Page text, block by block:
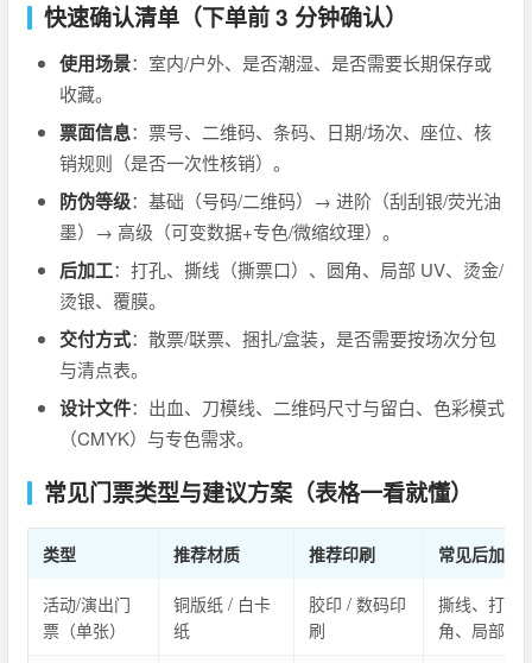
快速确认清单（下单前 3 分钟确认）
使用场景：室内/户外、是否潮湿、是否需要长期保存或
收藏。
票面信息：票号、二维码、条码、日期/场次、座位、核
销规则（是否一次性核销）。
防伪等级：基础（号码/二维码）→ 进阶（刮刮银/荧光油
墨）→ 高级（可变数据+专色/微缩纹理）。
后加工：打孔、撕线（撕票口）、圆角、局部 UV、烫金/
烫银、覆膜。
交付方式：散票/联票、捆扎/盒装，是否需要按场次分包
与清点表。
设计文件：出血、刀模线、二维码尺寸与留白、色彩模式
（CMYK）与专色需求。
常见门票类型与建议方案（表格一看就懂）
类型 推荐材质 推荐印刷 常见后加工
活动/演出门
票（单张）
铜版纸 / 白卡
纸
胶印 / 数码印
刷
撕线、打孔
角、局部UV